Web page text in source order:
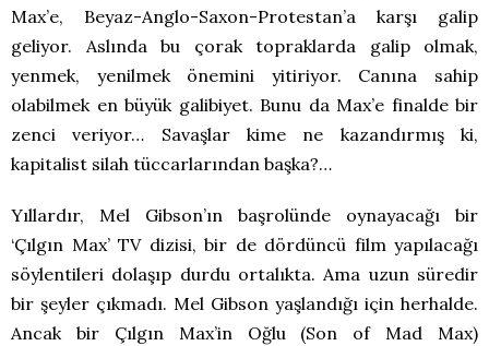
Max’e, Beyaz-Anglo-Saxon-Protestan’a karşı galip
geliyor. Aslında bu çorak topraklarda galip olmak,
yenmek, yenilmek önemini yitiriyor. Canına sahip
olabilmek en büyük galibiyet. Bunu da Max’e finalde bir
zenci veriyor… Savaşlar kime ne kazandırmış ki,
kapitalist silah tüccarlarından başka?…
Yıllardır, Mel Gibson’ın başrolünde oynayacağı bir
‘Çılgın Max’ TV dizisi, bir de dördüncü film yapılacağı
söylentileri dolaşıp durdu ortalıkta. Ama uzun süredir
bir şeyler çıkmadı. Mel Gibson yaşlandığı için herhalde.
Ancak bir Çılgın Max’in Oğlu (Son of Mad Max)